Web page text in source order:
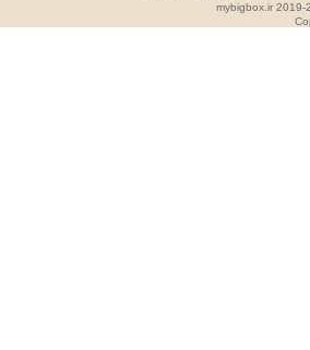
mybigbox.ir 2019-